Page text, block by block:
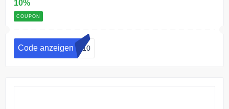
10%
COUPON
Code anzeigen nt10